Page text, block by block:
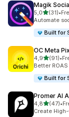
Magik
5,0av 5(31)
Totalt 31 •
Automate
Built for
OC Meta
4,9av 5(91)
Totalt 91 •
Better
Built for
Promer AI
4,8av 5(47)
Totalt 47 •
Create